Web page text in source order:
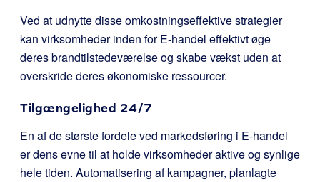
Ved at udnytte disse omkostningseffektive strategier
kan virksomheder inden for E-handel effektivt øge
deres brandtilstedeværelse og skabe vækst uden at
overskride deres økonomiske ressourcer.
Tilgængelighed 24/7
En af de største fordele ved markedsføring i E-handel
er dens evne til at holde virksomheder aktive og synlige
hele tiden. Automatisering af kampagner, planlagte